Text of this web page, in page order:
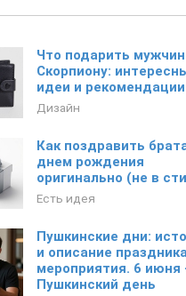
Что подарить
Скорпиону:
идеи и рекомендации
Дизайн
Как поздравить
днем рождения
оригинально (не в
Есть идея
Пушкинские дни:
и описание
мероприятия. 6 июня
Пушкинский день